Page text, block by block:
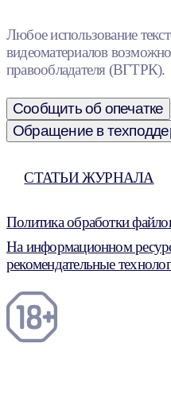
Любое использование
видеоматериалов возможно
правообладателя (ВГТРК).
Сообщить об опечатке
Обращение в
СТАТЬИ ЖУРНАЛА
Политика обработки
На информационном
рекомендательные